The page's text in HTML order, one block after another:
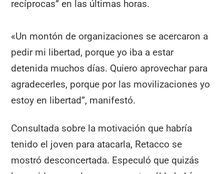
recíprocas” en las últimas horas.
«Un montón de organizaciones se acercaron a
pedir mi libertad, porque yo iba a estar
detenida muchos días. Quiero aprovechar para
agradecerles, porque por las movilizaciones yo
estoy en libertad”, manifestó.
Consultada sobre la motivación que habría
tenido el joven para atacarla, Retacco se
mostró desconcertada. Especuló que quizás